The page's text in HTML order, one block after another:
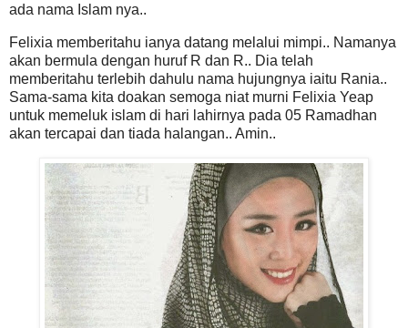
ada nama Islam nya..
Felixia memberitahu ianya datang melalui mimpi.. Namanya
akan bermula dengan huruf R dan R.. Dia telah
memberitahu terlebih dahulu nama hujungnya iaitu Rania..
Sama-sama kita doakan semoga niat murni Felixia Yeap
untuk memeluk islam di hari lahirnya pada 05 Ramadhan
akan tercapai dan tiada halangan.. Amin..